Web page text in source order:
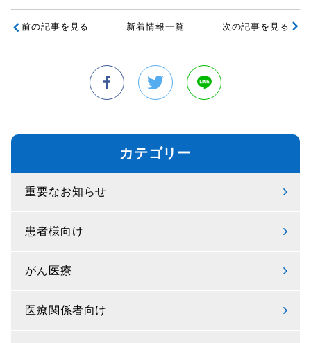
前の記事を見る 新着情報一覧 次の記事を見る
カテゴリー
重要なお知らせ
患者様向け
がん医療
医療関係者向け